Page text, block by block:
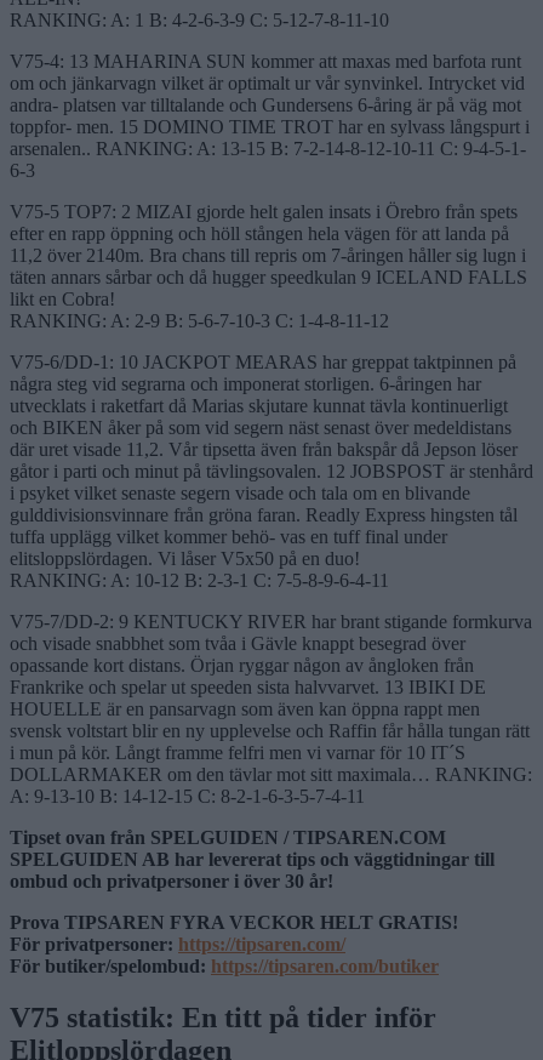
RANKING: A: 1 B: 4-2-6-3-9 C: 5-12-7-8-11-10
V75-4: 13 MAHARINA SUN kommer att maxas med barfota runt
om och jänkarvagn vilket är optimalt ur vår synvinkel. Intrycket vid
andra- platsen var tilltalande och Gundersens 6-åring är på väg mot
toppfor- men. 15 DOMINO TIME TROT har en sylvass långspurt i
arsenalen.. RANKING: A: 13-15 B: 7-2-14-8-12-10-11 C: 9-4-5-1-
6-3
V75-5 TOP7: 2 MIZAI gjorde helt galen insats i Örebro från spets
efter en rapp öppning och höll stången hela vägen för att landa på
11,2 över 2140m. Bra chans till repris om 7-åringen håller sig lugn i
täten annars sårbar och då hugger speedkulan 9 ICELAND FALLS
likt en Cobra!
RANKING: A: 2-9 B: 5-6-7-10-3 C: 1-4-8-11-12
V75-6/DD-1: 10 JACKPOT MEARAS har greppat taktpinnen på
några steg vid segrarna och imponerat storligen. 6-åringen har
utvecklats i raketfart då Marias skjutare kunnat tävla kontinuerligt
och BIKEN åker på som vid segern näst senast över medeldistans
där uret visade 11,2. Vår tipsetta även från bakspår då Jepson löser
gåtor i parti och minut på tävlingsovalen. 12 JOBSPOST är stenhård
i psyket vilket senaste segern visade och tala om en blivande
gulddivisionsvinnare från gröna faran. Readly Express hingsten tål
tuffa upplägg vilket kommer behö- vas en tuff final under
elitsloppslördagen. Vi låser V5x50 på en duo!
RANKING: A: 10-12 B: 2-3-1 C: 7-5-8-9-6-4-11
V75-7/DD-2: 9 KENTUCKY RIVER har brant stigande formkurva
och visade snabbhet som tvåa i Gävle knappt besegrad över
opassande kort distans. Örjan ryggar någon av ångloken från
Frankrike och spelar ut speeden sista halvvarvet. 13 IBIKI DE
HOUELLE är en pansarvagn som även kan öppna rappt men
svensk voltstart blir en ny upplevelse och Raffin får hålla tungan rätt
i mun på kör. Långt framme felfri men vi varnar för 10 IT´S
DOLLARMAKER om den tävlar mot sitt maximala… RANKING:
A: 9-13-10 B: 14-12-15 C: 8-2-1-6-3-5-7-4-11
Tipset ovan från SPELGUIDEN / TIPSAREN.COM
SPELGUIDEN AB har levererat tips och väggtidningar till
ombud och privatpersoner i över 30 år!
Prova TIPSAREN FYRA VECKOR HELT GRATIS!
För privatpersoner: https://tipsaren.com/
För butiker/spelombud: https://tipsaren.com/butiker
V75 statistik: En titt på tider inför
Elitloppslördagen